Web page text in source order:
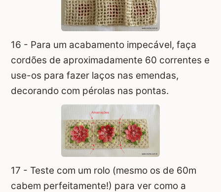
16 - Para um acabamento impecável, faça
cordões de aproximadamente 60 correntes e
use-os para fazer laços nas emendas,
decorando com pérolas nas pontas.
17 - Teste com um rolo (mesmo os de 60m
cabem perfeitamente!) para ver como a